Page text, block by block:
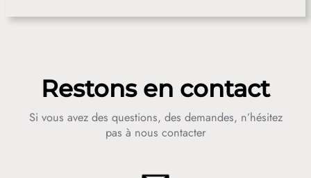
Restons en contact
Si vous avez des questions, des demandes, n’hésitez
pas à nous contacter